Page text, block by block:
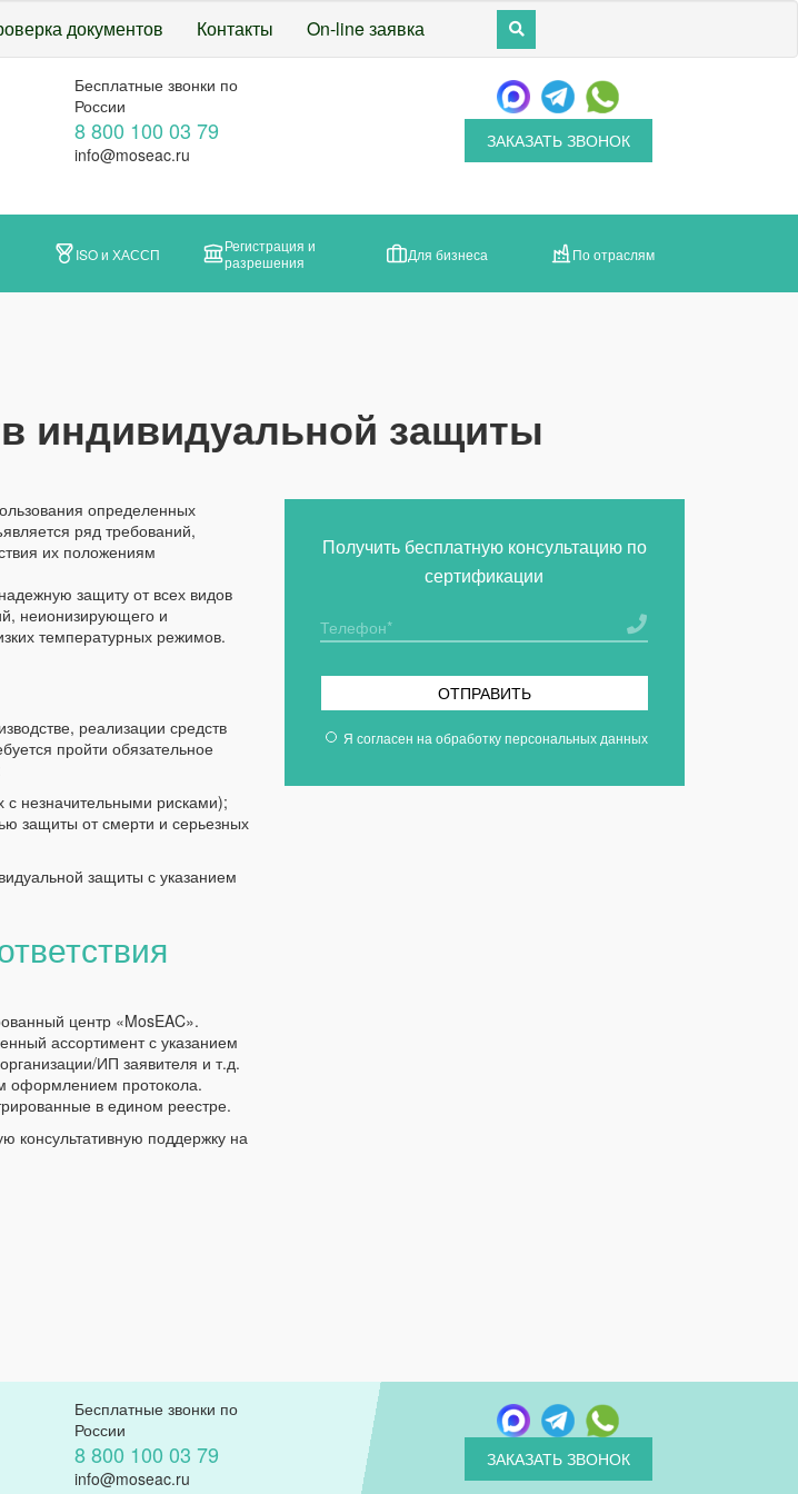
документов Контакты On-line заявка
Бесплатные звонки по
России
8 800 100 03 79
info@moseac.ru
ЗАКАЗАТЬ ЗВОНОК
ISO и ХАССП
Регистрация и
разрешения
Для бизнеса По отраслям
индивидуальной защиты
определенных
ряд требований,
их положениям
защиту от всех видов
неионизирующего и
температурных режимов.
реализации средств
пройти обязательное
с незначительными рисками);
защиты от смерти и серьезных
защиты с указанием
центр «MosEAC».
ассортимент с указанием
ИП заявителя и т.д.
оформлением протокола.
в едином реестре.
консультативную поддержку на
Получить бесплатную консультацию по
сертификации
ОТПРАВИТЬ
Я согласен на обработку персональных данных
Бесплатные звонки по
России
8 800 100 03 79
info@moseac.ru
ЗАКАЗАТЬ ЗВОНОК